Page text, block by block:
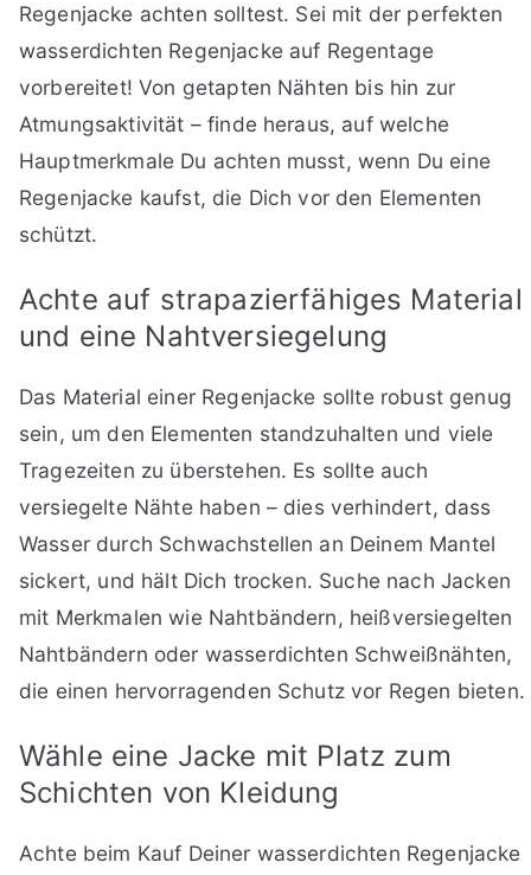
Regenjacke achten solltest. Sei mit der perfekten
wasserdichten Regenjacke auf Regentage
vorbereitet! Von getapten Nähten bis hin zur
Atmungsaktivität – finde heraus, auf welche
Hauptmerkmale Du achten musst, wenn Du eine
Regenjacke kaufst, die Dich vor den Elementen
schützt.
Achte auf strapazierfähiges Material
und eine Nahtversiegelung
Das Material einer Regenjacke sollte robust genug
sein, um den Elementen standzuhalten und viele
Tragezeiten zu überstehen. Es sollte auch
versiegelte Nähte haben – dies verhindert, dass
Wasser durch Schwachstellen an Deinem Mantel
sickert, und hält Dich trocken. Suche nach Jacken
mit Merkmalen wie Nahtbändern, heißversiegelten
Nahtbändern oder wasserdichten Schweißnähten,
die einen hervorragenden Schutz vor Regen bieten.
Wähle eine Jacke mit Platz zum
Schichten von Kleidung
Achte beim Kauf Deiner wasserdichten Regenjacke